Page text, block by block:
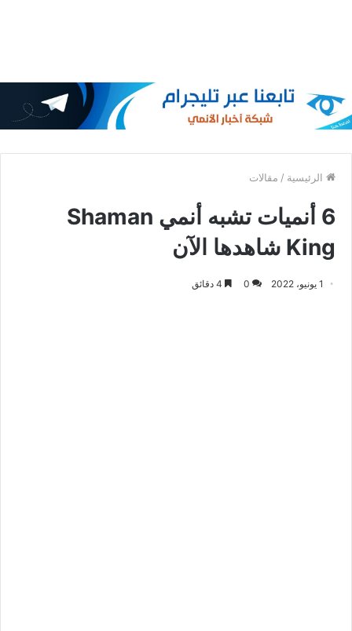
الرئيسية / مقالات
6 أنميات تشبه أنمي Shaman
King شاهدها الآن
1 يونيو، 2022 0